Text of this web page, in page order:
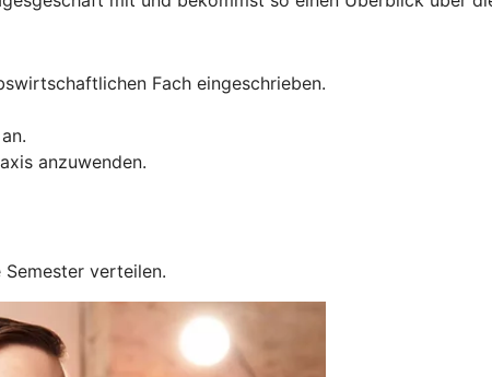
Fach eingeschrieben.
anzuwenden.
verteilen.